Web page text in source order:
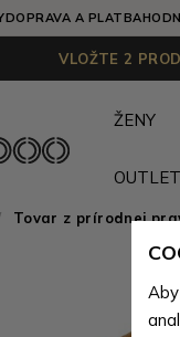
DOPRAVA A PLATBA
VLOŽTE 2
ŽENY
Tovar z prírodnej